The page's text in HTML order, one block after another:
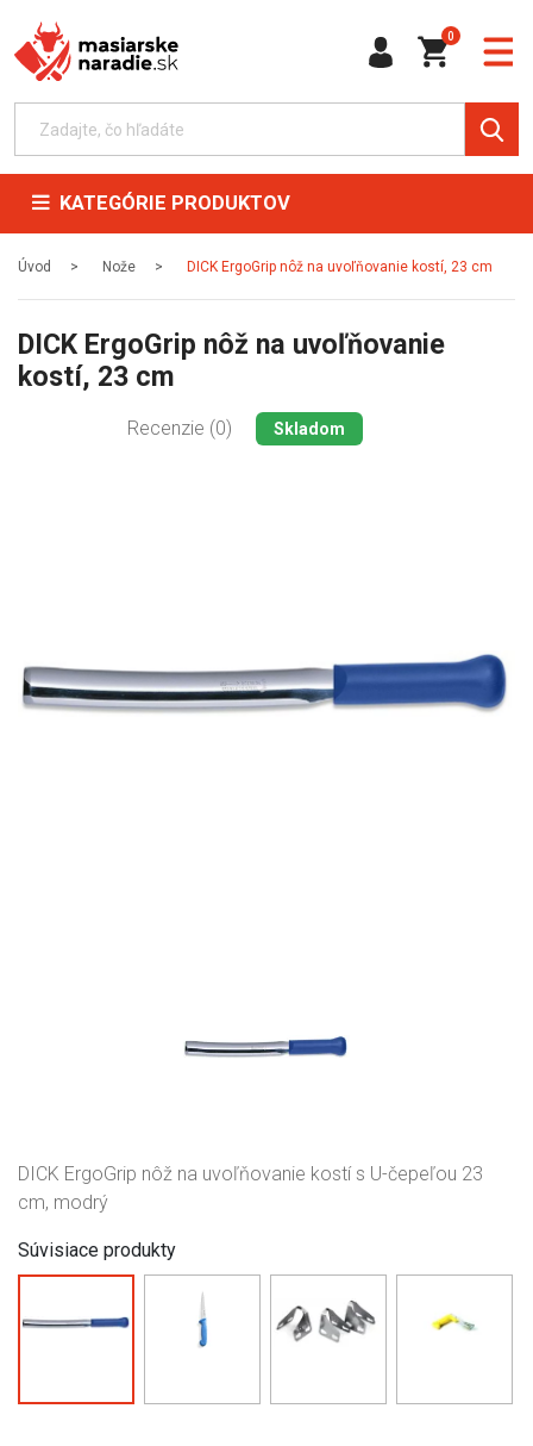
0
KATEGÓRIE PRODUKTOV
Úvod Nože DICK ErgoGrip nôž na uvoľňovanie kostí, 23 cm
DICK ErgoGrip nôž na uvoľňovanie
kostí, 23 cm
Recenzie (0) Skladom
DICK ErgoGrip nôž na uvoľňovanie kostí s U-čepeľou 23
cm, modrý
Súvisiace produkty